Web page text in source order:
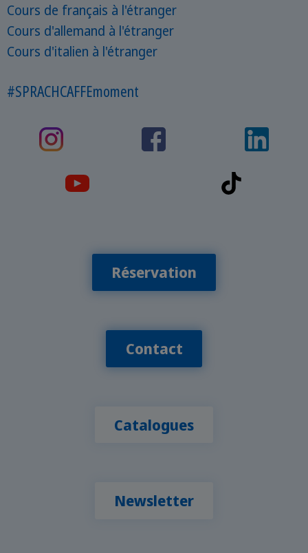
Cours de français à l'étranger
Cours d'allemand à l'étranger
Cours d'italien à l'étranger
#SPRACHCAFFEmoment
Réservation
Contact
Catalogues
Newsletter